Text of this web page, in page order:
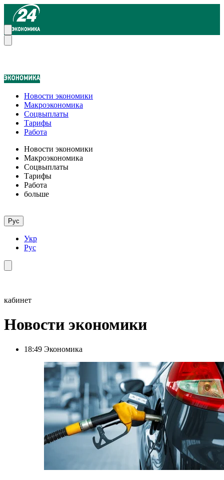
Новости экономики
Макроэкономика
Соцвыплаты
Тарифы
Работа
Новости экономики
Макроэкономика
Соцвыплаты
Тарифы
Работа
больше
Рус
Укр
Рус
кабинет
Новости экономики
18:49 Экономика